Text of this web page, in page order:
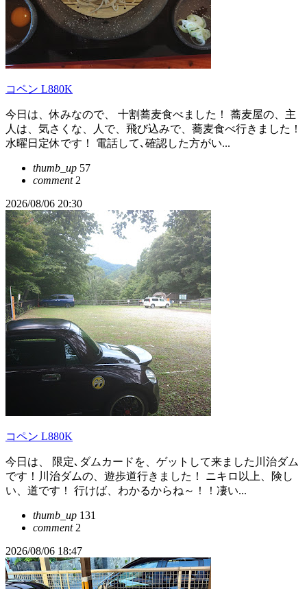
コペン L880K
今日は、休みなので、 十割蕎麦食べました！ 蕎麦屋の、主
人は、気さくな、人で、飛び込みで、蕎麦食べ行きました！
水曜日定休です！ 電話して､確認した方がい...
thumb_up 57
comment2
2026/08/06 20:30
コペン L880K
今日は、 限定､ダムカードを、ゲットして来ました川治ダム
です！川治ダムの、遊歩道行きました！ ニキロ以上、険し
い、道です！ 行けば、わかるからね～！！凄い...
thumb_up 131
comment2
2026/08/06 18:47